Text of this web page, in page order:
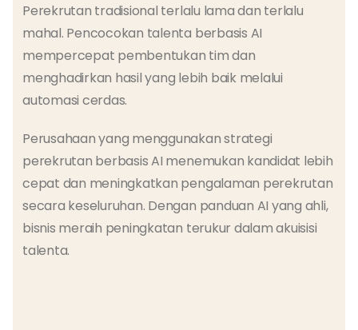
Perekrutan tradisional terlalu lama dan terlalu
mahal. Pencocokan talenta berbasis AI
mempercepat pembentukan tim dan
menghadirkan hasil yang lebih baik melalui
automasi cerdas.
Perusahaan yang menggunakan strategi
perekrutan berbasis AI menemukan kandidat lebih
cepat dan meningkatkan pengalaman perekrutan
secara keseluruhan. Dengan panduan AI yang ahli,
bisnis meraih peningkatan terukur dalam akuisisi
talenta.